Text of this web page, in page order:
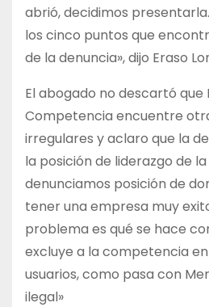
abrió, decidimos
los cinco puntos que
de la denuncia», dijo Eraso
El abogado no descartó que
Competencia encuentre
irregulares y aclaro que la
la posición de liderazgo de
denunciamos posición de
tener una empresa muy
problema es qué se hace
excluye a la competencia
usuarios, como pasa con
ilegal»